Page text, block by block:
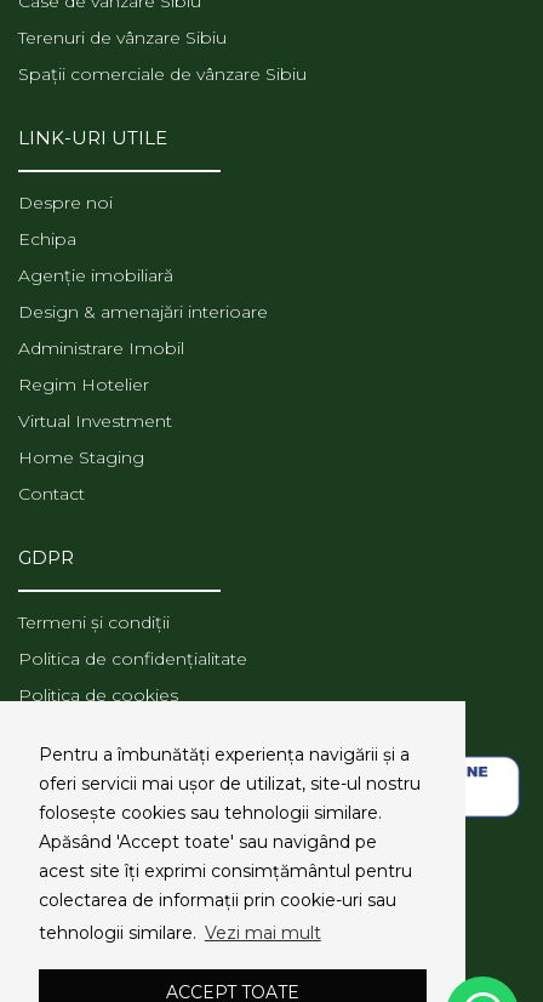
Pentru a îmbunătăți experiența navigării și a
oferi servicii mai ușor de utilizat, site-ul nostru
folosește cookies sau tehnologii similare.
Apăsând 'Accept toate' sau navigând pe
acest site îți exprimi consimțământul pentru
colectarea de informații prin cookie-uri sau
tehnologii similare. Vezi mai mult
ACCEPT TOATE
Terenuri de vânzare Sibiu
Spații comerciale de vânzare Sibiu
LINK-URI UTILE
Despre noi
Echipa
Agenție imobiliară
Design & amenajări interioare
Administrare Imobil
Regim Hotelier
Virtual Investment
Home Staging
Contact
GDPR
Termeni și condiții
Politica de confidențialitate
Politica de cookies
SOCIAL MEDIA